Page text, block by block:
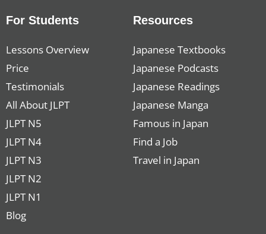
For Students
Lessons Overview
Price
Testimonials
All About JLPT
JLPT N5
JLPT N4
JLPT N3
JLPT N2
JLPT N1
Blog
Resources
Japanese Textbooks
Japanese Podcasts
Japanese Readings
Japanese Manga
Famous in Japan
Find a Job
Travel in Japan